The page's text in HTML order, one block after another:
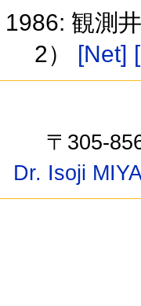
1986: 観測
2） [Net]
〒305-
Dr. Isoji